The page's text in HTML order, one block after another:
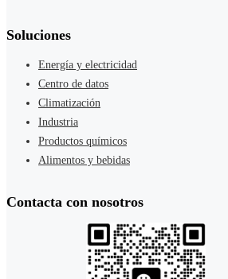
Soluciones
Energía y electricidad
Centro de datos
Climatización
Industria
Productos químicos
Alimentos y bebidas
Contacta con nosotros